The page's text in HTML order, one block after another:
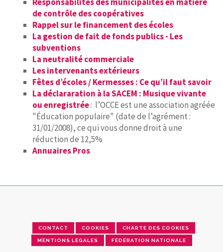
de contrôle des coopératives
Rappel sur le financement des écoles
La gestion de fait de fonds publics - Les
subventions
La neutralité commerciale
Les intervenants extérieurs
Fêtes d’écoles / Kermesses : Ce qu’il faut savoir
La déclararation à la SACEM : Musique vivante
ou enregistrée: l’OCCE est une association agréée
"Éducation populaire" (date de l’agrément :
31/01/2008), ce qui vous donne droit à une
réduction de 12,5%
Annuaires Pros
CONTACT COOKIES CHARTE DES COOKIES
MENTIONS LÉGALES FÉDÉRATION NATIONALE